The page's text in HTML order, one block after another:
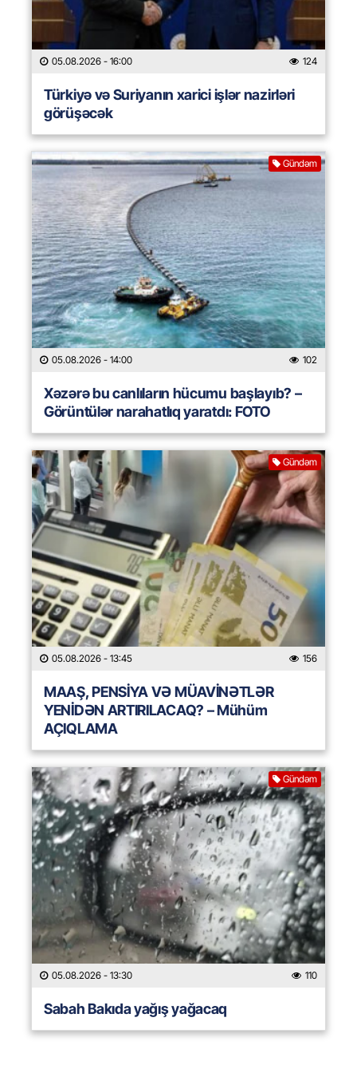
05.08.2026 - 16:00 124
Türkiyə və Suriyanın xarici işlər nazirləri
görüşəcək
Gündəm
05.08.2026 - 14:00 102
Xəzərə bu canlıların hücumu başlayıb? –
Görüntülər narahatlıq yaratdı: FOTO
Gündəm
05.08.2026 - 13:45 156
MAAŞ, PENSİYA VƏ MÜAVİNƏTLƏR
YENİDƏN ARTIRILACAQ? – Mühüm
AÇIQLAMA
Gündəm
05.08.2026 - 13:30 110
Sabah Bakıda yağış yağacaq